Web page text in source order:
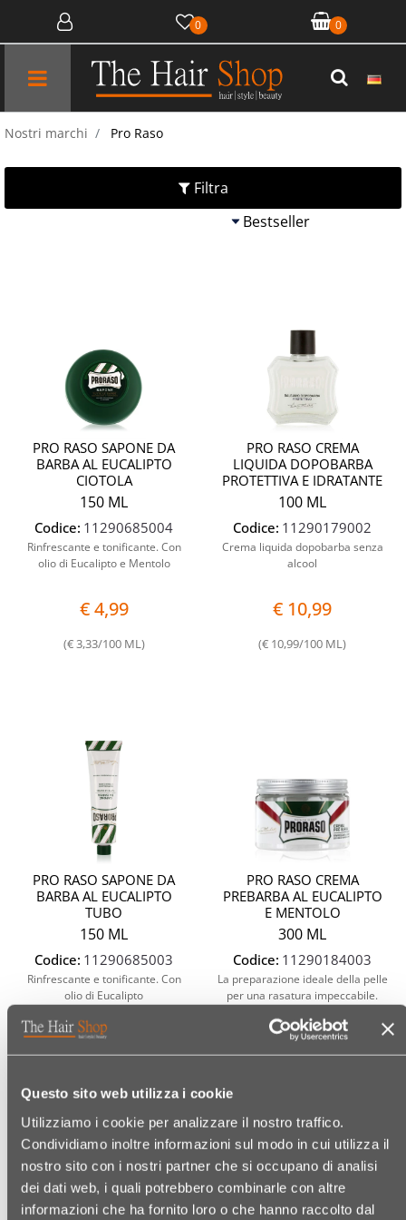
Questo sito web utilizza i cookie
Utilizziamo i cookie per analizzare il nostro traffico.
Condividiamo inoltre informazioni sul modo in cui utilizza il
nostro sito con i nostri partner che si occupano di analisi
dei dati web, i quali potrebbero combinarle con altre
informazioni che ha fornito loro o che hanno raccolto dal
0 0
Open menu
Nostri marchi Pro Raso
Filtra
PRO RASO SAPONE DA
BARBA AL EUCALIPTO
CIOTOLA
150 ML
Codice: 11290685004
Rinfrescante e tonificante. Con
olio di Eucalipto e Mentolo
€ 4,99
(€ 3,33/100 ML)
PRO RASO CREMA
LIQUIDA DOPOBARBA
PROTETTIVA E IDRATANTE
100 ML
Codice: 11290179002
Crema liquida dopobarba senza
alcool
€ 10,99
(€ 10,99/100 ML)
PRO RASO SAPONE DA
BARBA AL EUCALIPTO
TUBO
150 ML
Codice: 11290685003
Rinfrescante e tonificante. Con
olio di Eucalipto
€ 5,49
PRO RASO CREMA
PREBARBA AL EUCALIPTO
E MENTOLO
300 ML
Codice: 11290184003
La preparazione ideale della pelle
per una rasatura impeccabile.
€ 17,99
Quantità